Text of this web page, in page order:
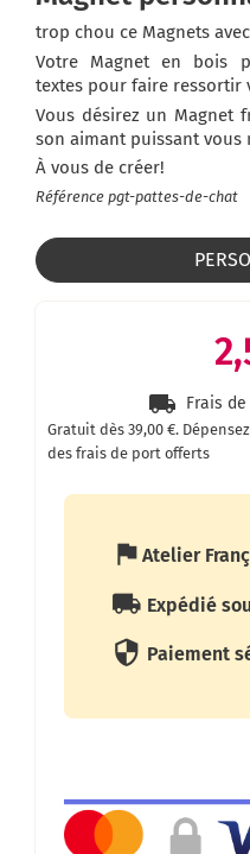
trop chou ce Magnets
Votre Magnet en bois
textes pour faire ressortir
Vous désirez un Magnet
son aimant puissant vous
À vous de créer!
Référence pgt-pattes-de-chat
local_shipping Frais
Gratuit dès 39,00 €.
des frais de port offerts
assistant_photo Atelier
local_shipping Expédié
security Paiement